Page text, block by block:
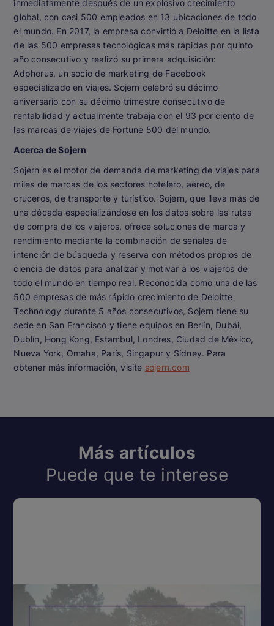
inmediatamente después de un explosivo crecimiento
global, con casi 500 empleados en 13 ubicaciones de todo
el mundo. En 2017, la empresa convirtió a Deloitte en la lista
de las 500 empresas tecnológicas más rápidas por quinto
año consecutivo y realizó su primera adquisición:
Adphorus, un socio de marketing de Facebook
especializado en viajes. Sojern celebró su décimo
aniversario con su décimo trimestre consecutivo de
rentabilidad y actualmente trabaja con el 93 por ciento de
las marcas de viajes de Fortune 500 del mundo.
Acerca de Sojern
Sojern es el motor de demanda de marketing de viajes para
miles de marcas de los sectores hotelero, aéreo, de
cruceros, de transporte y turístico. Sojern, que lleva más de
una década especializándose en los datos sobre las rutas
de compra de los viajeros, ofrece soluciones de marca y
rendimiento mediante la combinación de señales de
intención de búsqueda y reserva con métodos propios de
ciencia de datos para analizar y motivar a los viajeros de
todo el mundo en tiempo real. Reconocida como una de las
500 empresas de más rápido crecimiento de Deloitte
Technology durante 5 años consecutivos, Sojern tiene su
sede en San Francisco y tiene equipos en Berlín, Dubái,
Dublín, Hong Kong, Estambul, Londres, Ciudad de México,
Nueva York, Omaha, París, Singapur y Sídney. Para
obtener más información, visite sojern.com
Más artículos
Puede que te interese